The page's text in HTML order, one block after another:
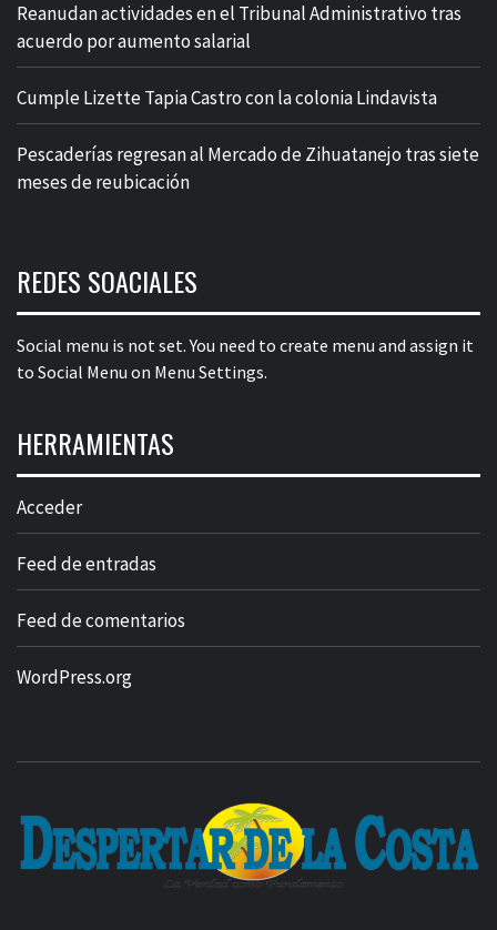
Reanudan actividades en el Tribunal Administrativo tras
acuerdo por aumento salarial
Cumple Lizette Tapia Castro con la colonia Lindavista
Pescaderías regresan al Mercado de Zihuatanejo tras siete
meses de reubicación
REDES SOACIALES
Social menu is not set. You need to create menu and assign it
to Social Menu on Menu Settings.
HERRAMIENTAS
Acceder
Feed de entradas
Feed de comentarios
WordPress.org